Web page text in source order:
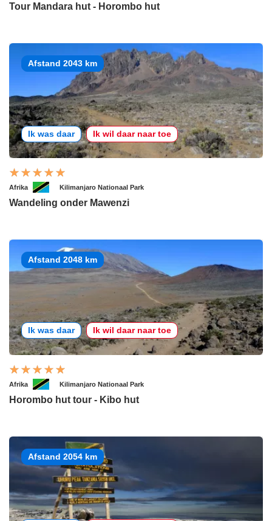
Tour Mandara hut - Horombo hut
Afstand 2043 km
Ik was daar Ik wil daar naar toe
Afrika Kilimanjaro Nationaal Park
Wandeling onder Mawenzi
Afstand 2048 km
Ik was daar Ik wil daar naar toe
Afrika Kilimanjaro Nationaal Park
Horombo hut tour - Kibo hut
Afstand 2054 km